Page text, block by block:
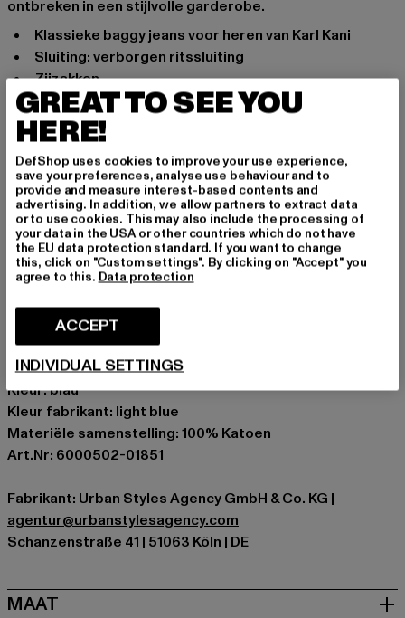
ontbreken in een stijlvolle garderobe.
Klassieke baggy jeans voor heren van Karl Kani
Sluiting: verborgen ritssluiting
Zijzakken
Groot muntvak met logosteek
Opgestikte achterzakken
Dubbele beenzak met logosteek op de rechter
broekspijp
Gereedschapslus aan de linkerkant
Logopatch op de achterkant van de tailleband
Duurzaam katoenmateriaal biedt een comfortabele
pasvorm
Puur katoen biedt aangenaam draagcomfort
Gelegenheid: Alledaags
Soorten sluitingen: Rits
Merk: Karl Kani
Kategori: Loose fit jeans
Kleur: blau
Kleur fabrikant: light blue
Materiële samenstelling: 100% Katoen
Art.Nr: 6000502-01851
Fabrikant: Urban Styles Agency GmbH & Co. KG |
agentur@urbanstylesagency.com
Schanzenstraße 41 | 51063 Köln | DE
MAAT
GREAT TO SEE YOU
HERE!
DefShop uses cookies to improve your use experience,
save your preferences, analyse use behaviour and to
provide and measure interest-based contents and
advertising. In addition, we allow partners to extract data
or to use cookies. This may also include the processing of
your data in the USA or other countries which do not have
the EU data protection standard. If you want to change
this, click on "Custom settings". By clicking on "Accept" you
agree to this. Data protection
ACCEPT
INDIVIDUAL SETTINGS